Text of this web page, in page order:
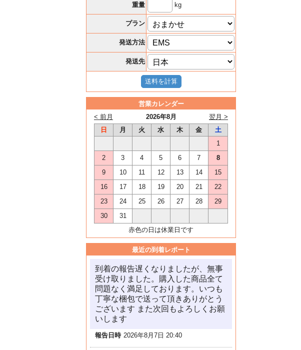
重量
kg
プラン
発送方法
発送先
営業カレンダー
2026年8月
< 前月
翌月 >
日
月 火 水 木 金
土
1
2
3 4 5 6 7
8
9
10 11 12 13 14
15
16
17 18 19 20 21
22
23
24 25 26 27 28
29
30
31
赤色の日は休業日です
最近の到着レポート
到着の報告遅くなりましたが、無事
受け取りました。購入した商品全て
問題なく満足しております。いつも
丁寧な梱包で送って頂きありがとう
ございます また次回もよろしくお願
いします
報告日時 2026年8月7日 20:40